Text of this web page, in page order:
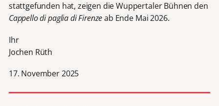
stattgefunden hat, zeigen die Wuppertaler Bühnen den
Cappello di paglia di Firenzeab Ende Mai 2026.
Ihr
Jochen Rüth
17. November 2025